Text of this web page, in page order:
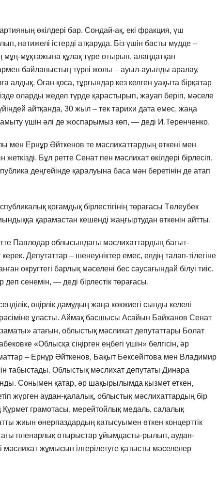
өкілдері бар. Сондай-ақ, екі фракция, үш
нәтижелі істерді атқаруда. Біз үшін басты мүдде –
мұқтажына құлақ түре отырып, алаңдатқан
байланыстың түрлі жолы – ауыл-ауылды аралау,
алдық. Оған қоса, тұрғындар кез келген уақыта бірқатар
оларды жедел түрде қарастырып, жауап беріп, мәселе
айтқанда, 30 жыл – тек тарихи дата емес, жаңа
үшін әлі де жоспарымыз көп, — деді И.Теренченко.
Ернұр Әйткенов те мәслихаттардың өткені мен
Бұл ретте Сенат пен мәслихат өкілдері бірлесіп,
деңгейінде қаралуына баса мән беретінін де атап
қоғамдық бірлестігінің төрағасы Төлеубек
қарамастан кешенді жаңғыртудан өткенін айтты.
Павлодар облысындағы мәслихаттардың бағыт-
Депутаттар – шенеуніктер емес, елдің талап-тілегіне
округтегі барлық мәселені бес саусағындай білуі тиіс.
сенемін, — деді бірлестік төрағасы.
өңірлік дамудың жаңа көкжиегі сынды келелі
ұласты. Аймақ басшысы Асайын Байханов Сенат
атағын, облыстық мәслихат депутаттары Болат
«Облысқа сіңірген еңбегі үшін» белгісін, әр
– Ернұр Әйткенов, Бақыт Бексейітова мен Владимир
табыстады. Облыстық мәслихат депутаты Динара
Сонымен қатар, әр шақырылымда қызмет еткен,
жүрген аудан-қалалық, облыстық мәслихаттардың бір
Құрмет грамотасы, мерейтойлық медаль, салалық
жиын өнерпаздардың қатысуымен өткен концерттік
пленарлық отырыстар ұйымдасты-рылып, аудан-
мәслихат жұмысын ілгерілетуге қатысты мәселелер